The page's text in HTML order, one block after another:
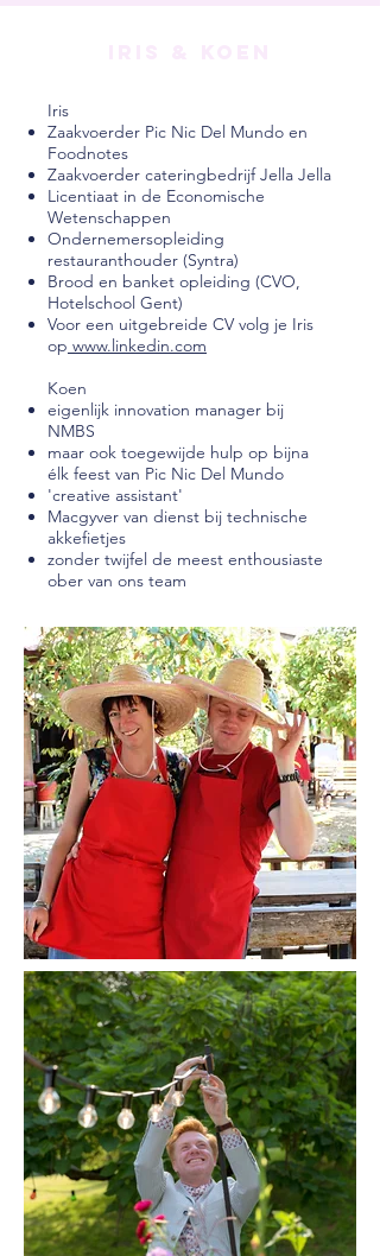
Iris
Zaakvoerder Pic Nic Del Mundo en
Foodnotes
Zaakvoerder cateringbedrijf Jella Jella
Licentiaat in de Economische
Wetenschappen
Ondernemersopleiding
restauranthouder (Syntra)
Brood en banket opleiding (CVO,
Hotelschool Gent)
Voor een uitgebreide CV volg je Iris
op www.linkedin.com
Koen
eigenlijk innovation manager bij
NMBS
maar ook toegewijde hulp op bijna
élk feest van Pic Nic Del Mundo
'creative assistant'
Macgyver van dienst bij technische
akkefietjes
zonder twijfel de meest enthousiaste
ober van ons team